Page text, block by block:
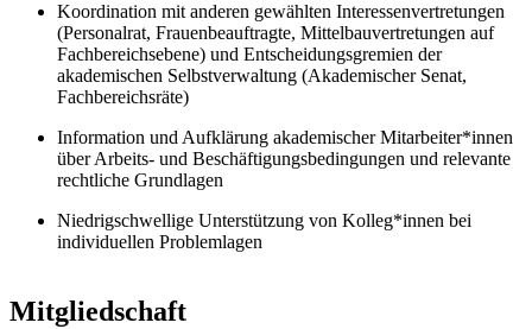
Koordination mit anderen gewählten Interessenvertretungen
(Personalrat, Frauenbeauftragte, Mittelbauvertretungen auf
Fachbereichsebene) und Entscheidungsgremien der
akademischen Selbstverwaltung (Akademischer Senat,
Fachbereichsräte)
Information und Aufklärung akademischer Mitarbeiter*innen
über Arbeits- und Beschäftigungsbedingungen und relevante
rechtliche Grundlagen
Niedrigschwellige Unterstützung von Kolleg*innen bei
individuellen Problemlagen
Mitgliedschaft